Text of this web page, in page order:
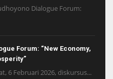
Dialogue Forum:
Forum: “New Economy,
6 Februari 2026, diskursus...